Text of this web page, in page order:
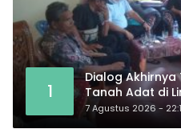
1
Dialog Akhirnya
Tanah Adat di
Nasional
7 Agustus 2026 -